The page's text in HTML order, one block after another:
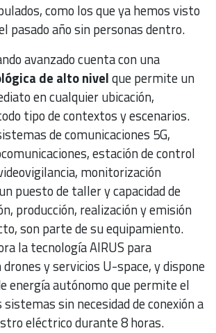
como los que ya hemos visto
pasado año sin personas dentro.
avanzado cuenta con una
de alto nivelque permite un
en cualquier ubicación,
tipo de contextos y escenarios.
de comunicaciones 5G,
estación de control
monitorización
puesto de taller y capacidad de
producción, realización y emisión
son parte de su equipamiento.
la tecnología AIRUS para
drones y servicios U-space, y dispone
energía autónomo que permite el
sin necesidad de conexión a
eléctrico durante 8 horas.